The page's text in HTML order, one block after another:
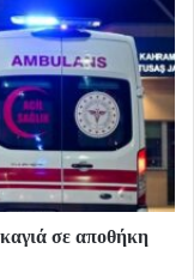
σε αποθήκη